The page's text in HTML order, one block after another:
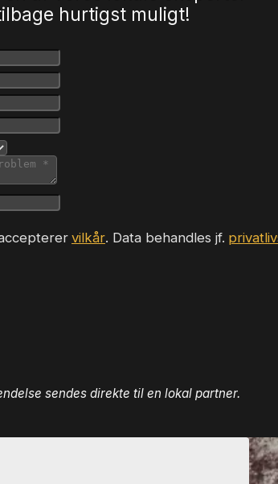
hurtigst muligt!
vilkår. Data behandles jf.
sendes direkte til en lokal partner.